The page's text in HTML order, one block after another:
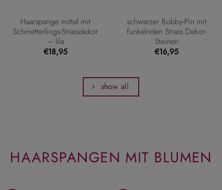
Haarspange mittel mit
Schmetterlings-Strassdekor
– lila
€18,95
schwarzer Bobby-Pin mit
funkelnden Strass Dekor-
Steinen
€16,95
show all
HAARSPANGEN MIT BLUMEN